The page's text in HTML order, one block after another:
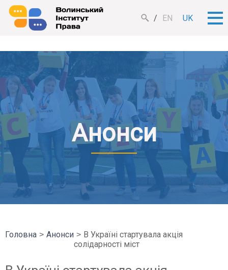
EN UK
Анонси
Головна Анонси
В Україні стартувала акція
солідарності міст